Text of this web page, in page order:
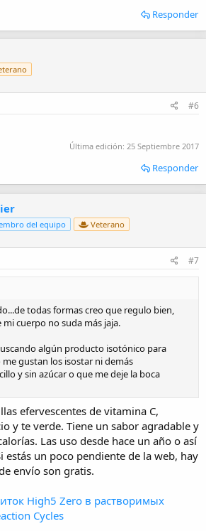
Responder
#6
Última edición: 25 Septiembre 2017
Responder
del equipo Veterano
#7
todas formas creo que regulo bien,
cuerpo no suda más jaja.
algún producto isotónico para
gustan los isostar ni demás
y sin azúcar o que me deje la boca
efervescentes de vitamina C,
y te verde. Tiene un sabor agradable y
Las uso desde hace un año o así
estás un poco pendiente de la web, hay
envío son gratis.
High5 Zero в растворимых
Cycles